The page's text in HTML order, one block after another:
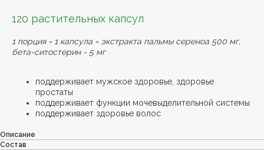
120 растительных капсул
1 порция = 1 капсула = экстракта пальмы сереноа 500 мг,
бета-ситостерин - 5 мг
поддерживает мужское здоровье, здоровье
простаты
поддерживает функции мочевыделительной системы
поддерживает здоровье волос
Описание
Состав